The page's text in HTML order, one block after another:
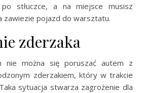
stłuczce, a na miejsce musisz
zawiezie pojazd do warsztatu.
zderzaka
nie można się poruszać autem z
zderzakiem, który w trakcie
sytuacja stwarza zagrożenie dla